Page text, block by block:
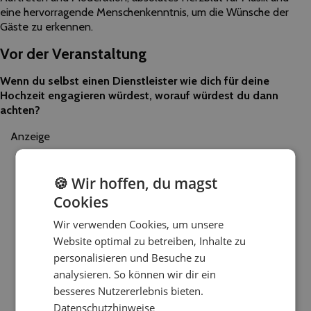
eine hervorragende Menschenkenntnis, um die Wünsche der
Gäste zu erkennen.
Vor der Veranstaltung
Wenn du selbst einen Dienstleister wie dich für deine
Hochzeit engagieren würdest, worauf würdest du dann
achten?
Anzeige
🍪 Wir hoffen, du magst
Cookies
Wir verwenden Cookies, um unsere
Website optimal zu betreiben, Inhalte zu
personalisieren und Besuche zu
analysieren. So können wir dir ein
besseres Nutzererlebnis bieten.
Datenschutzhinweise